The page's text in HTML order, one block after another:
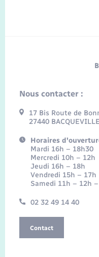
Nous contacter :
17 Bis Route de
27440 BACQUEVILLE
Horaires
Mardi 16h – 18h30
Mercredi 10h – 12h
Jeudi 16h – 18h
Vendredi 15h – 17h
Samedi 11h – 12h
02 32 49 14 40
Contact